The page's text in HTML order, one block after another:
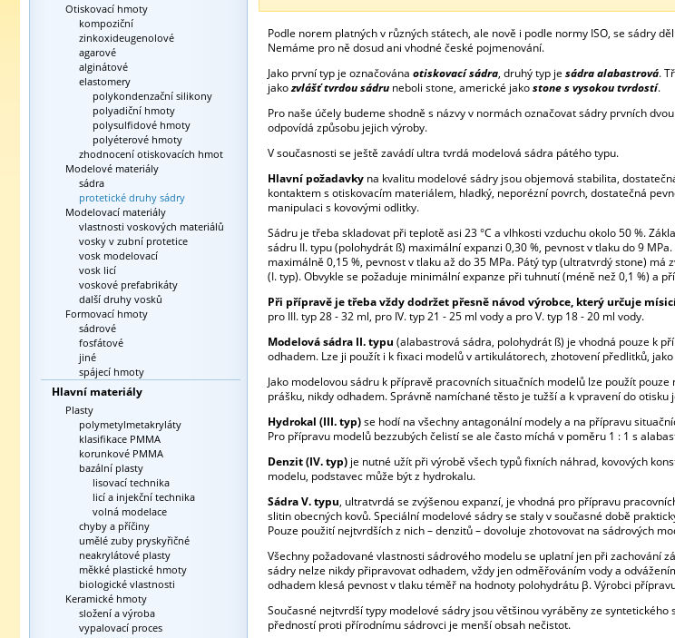
Otiskovací hmoty
kompoziční
zinkoxideugenolové
agarové
alginátové
elastomery
polykondenzační silikony
polyadiční hmoty
polysulfidové hmoty
polyéterové hmoty
zhodnocení otiskovacích hmot
Modelové materiály
sádra
protetické druhy sádry
Modelovací materiály
vlastnosti voskových materiálů
vosky v zubní protetice
vosk modelovací
vosk licí
voskové prefabrikáty
další druhy vosků
Formovací hmoty
sádrové
fosfátové
jiné
spájecí hmoty
Hlavní materiály
Plasty
polymetylmetakryláty
klasifikace PMMA
korunkové PMMA
bazální plasty
lisovací technika
licí a injekční technika
volná modelace
chyby a příčiny
umělé zuby pryskyřičné
neakrylátové plasty
měkké plastické hmoty
biologické vlastnosti
Keramické hmoty
složení a výroba
vypalovací proces
Podle norem platných v různých státech, ale nově i podle normy ISO, se sádry
Nemáme pro ně dosud ani vhodné české pojmenování.
Jako první typ je označována otiskovací sádra, druhý typ je sádra alabastrová.
jakozvlášť tvrdou sádru neboli stone, americké jakostone s vysokou tvrdostí.
Pro naše účely budeme shodně s názvy v normách označovat sádry prvních
odpovídá způsobu jejich výroby.
V současnosti se ještě zavádí ultra tvrdá modelová sádra pátého typu.
Hlavní požadavky na kvalitu modelové sádry jsou objemová stabilita,
kontaktem s otiskovacím materiálem, hladký, neporézní povrch, dostatečná
manipulaci s kovovými odlitky.
Sádru je třeba skladovat při teplotě asi 23 °C a vlhkosti vzduchu okolo 50 %.
sádru II. typu (polohydrát ß) maximální expanzi 0,30 %, pevnost v tlaku do 9
maximálně 0,15 %, pevnost v tlaku až do 35 MPa. Pátý typ (ultratvrdý stone)
(I. typ). Obvykle se požaduje minimální expanze při tuhnutí (méně než 0,1 %) a
Při přípravě je třeba vždy dodržet přesně návod výrobce, který určuje
pro III. typ 28 - 32 ml, pro IV. typ 21 - 25 ml vody a pro V. typ 18 - 20 ml vody.
Modelová sádra II. typu (alabastrová sádra, polohydrát ß) je vhodná pouze k
odhadem. Lze ji použít i k fixaci modelů v artikulátorech, zhotovení předlitků,
Jako modelovou sádru k přípravě pracovních situačních modelů lze použít
prášku, nikdy odhadem. Správně namíchané těsto je tužší a k vpravení do
Hydrokal (III. typ)se hodí na všechny antagonální modely a na přípravu
Pro přípravu modelů bezzubých čelistí se ale často míchá v poměru 1 : 1 s
Denzit (IV. typ) je nutné užít při výrobě všech typů fixních náhrad, kovových
modelu, podstavec může být z hydrokalu.
Sádra V. typu, ultratvrdá se zvýšenou expanzí, je vhodná pro přípravu
slitin obecných kovů. Speciální modelové sádry se staly v současné době
Pouze použití nejtvrdších z nich – denzitů – dovoluje zhotovovat na sádrových
Všechny požadované vlastnosti sádrového modelu se uplatní jen při zachování
sádry nelze nikdy připravovat odhadem, vždy jen odměřováním vody a
odhadem klesá pevnost v tlaku téměř na hodnoty polohydrátu β. Výrobci
Současné nejtvrdší typy modelové sádry jsou většinou vyráběny ze
předností proti přírodnímu sádrovci je menší obsah nečistot.